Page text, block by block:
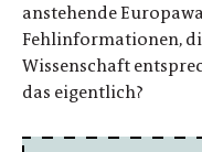
anstehende
Fehlinformationen,
Wissenschaft
das eigentlich?